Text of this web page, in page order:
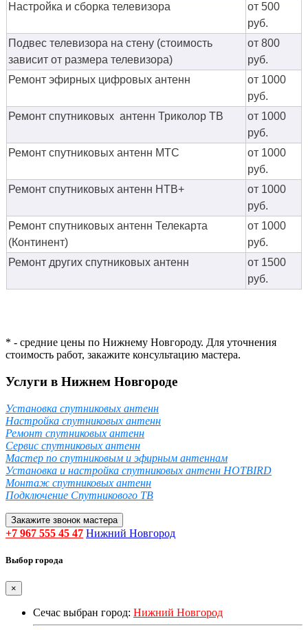
Настройка и сборка телевизора
от 500
руб.
Подвес телевизора на стену (стоимость
зависит от размера телевизора)
от 800
руб.
Ремонт эфирных цифровых антенн
от 1000
руб.
Ремонт спутниковых антенн Триколор ТВ
от 1000
руб.
Ремонт спутниковых антенн МТС
от 1000
руб.
Ремонт спутниковых антенн НТВ+
от 1000
руб.
Ремонт спутниковых антенн Телекарта
(Континент)
от 1000
руб.
Ремонт других спутниковых антенн
от 1500
руб.
* - средние цены по Нижнему Новгороду. Для уточнения
стоимость работ, закажите консультацию мастера.
Услуги в Нижнем Новгороде
Установка спутниковых антенн
Настройка спутниковых антенн
Ремонт спутниковых антенн
Сервис спутниковых антенн
Мастер по спутниковым и эфирным антеннам
Установка и настройка спутниковых антенн HOTBIRD
Монтаж спутниковых антенн
Подключение Спутникового ТВ
Закажите звонок мастера
+7 967 555 45 47 Нижний Новгород
Выбор города
×
Сечас выбран город: Нижний Новгород